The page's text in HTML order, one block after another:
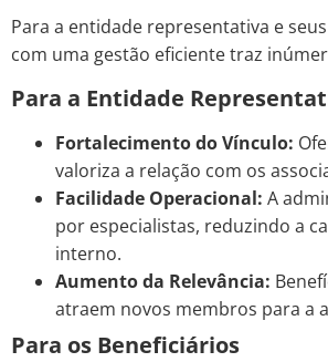
Para a entidade representativa e
com uma gestão eficiente traz
Para a Entidade
Fortalecimento do Vínculo:
valoriza a relação com os
Facilidade Operacional: A
por especialistas, reduzindo a
interno.
Aumento da Relevância:
atraem novos membros para a
Para os Beneficiários